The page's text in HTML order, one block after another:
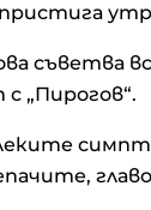
съветва
„Пирогов“.